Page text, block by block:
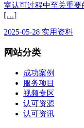
室认可过程中至关重
[…]
2025-05-28 实用资料
网站分类
成功案例
服务项目
视频专区
认可资源
认可资讯